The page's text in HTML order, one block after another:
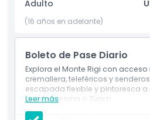
Reserva tu entrada de día para
disfruta lo mejor de la naturaleza,
Aspectos Destacados
Inclusiones
Adulto
(16 años en adelante)
Boleto de Pase Diario
Explora el Monte Rigi con
cremallera, teleféricos y
escapada flexible y pintoresca
desde Lucerna o Zúrich.
Leer más